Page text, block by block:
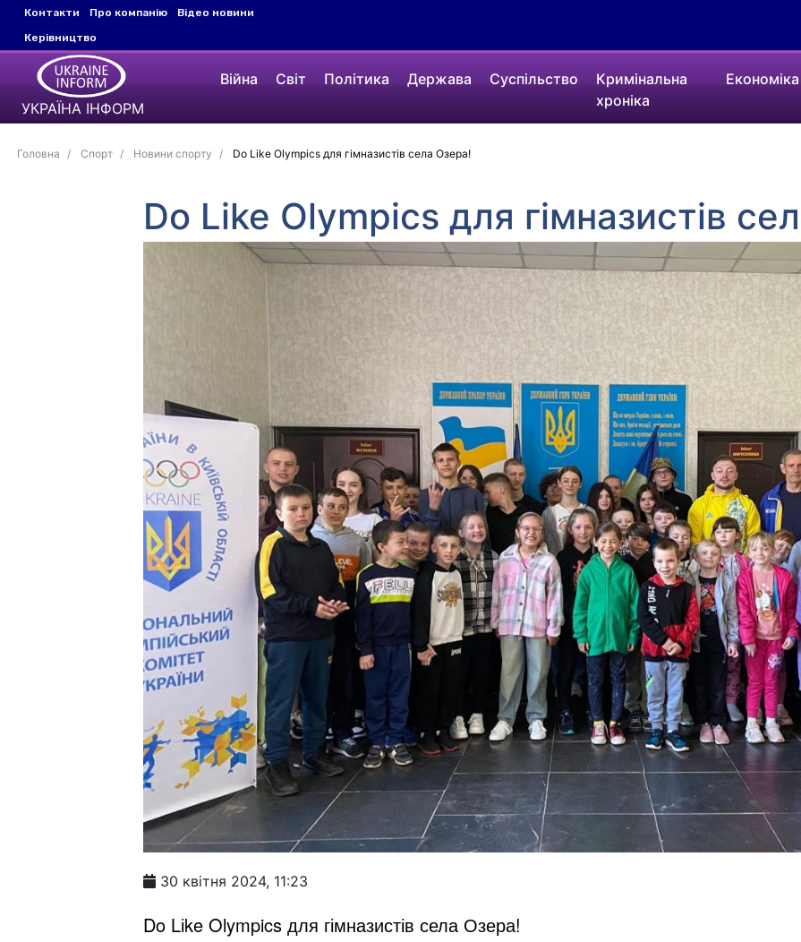
Контакти Про компанію
Відео новини
Керівництво
УКРАЇНА ІНФОРМ
Війна Світ Політика Держава Суспільство
Кримінальна
хроніка
Економіка
Головна Спорт Новини спорту Do Lіke Olympics для гімназистів села Озера!
Do Lіke Olympics для гімназистів
30 квітня 2024, 11:23
Do Lіke Olympics для гімназистів села Озера!